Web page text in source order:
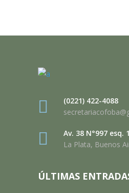
(0221) 422-4088
Av. 38 N°997 esq.
La Plata, Buenos
ÚLTIMAS